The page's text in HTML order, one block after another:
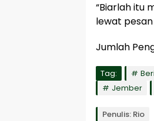
“Biarlah itu
lewat
Jumlah
Tag:
Jember
Penulis: Rio